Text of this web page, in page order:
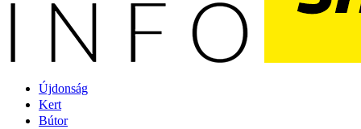
Újdonság
Kert
Bútor